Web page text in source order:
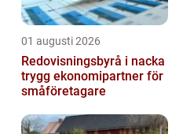
01 augusti 2026
Redovisningsbyrå i nacka
trygg ekonomipartner för
småföretagare